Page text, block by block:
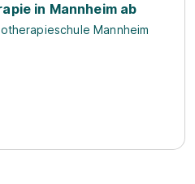
in Mannheim ab
Mannheim